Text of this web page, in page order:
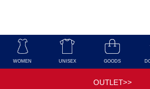
WOMEN UNISEX GOODS
OUTLET>>